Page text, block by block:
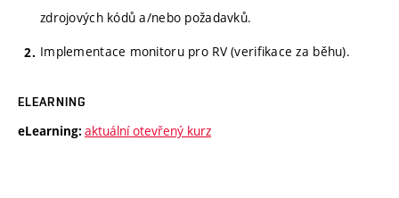
zdrojových kódů a/nebo požadavků.
Implementace monitoru pro RV (verifikace za běhu).
ELEARNING
eLearning: aktuální otevřený kurz